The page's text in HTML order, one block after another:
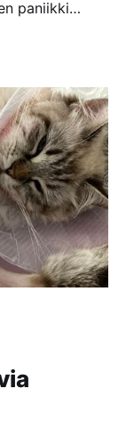
paniikki
että
Eläimet
ja että